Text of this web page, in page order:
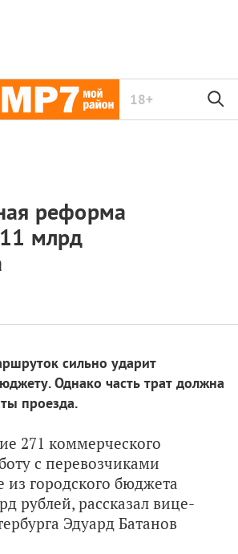
18+
реформа
млрд
сильно ударит
Однако часть трат должна
проезда.
271 коммерческого
с перевозчиками
городского бюджета
рублей, рассказал вице-
Эдуард Батанов